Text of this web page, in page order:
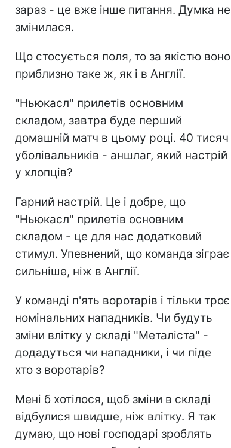
зараз - це вже інше питання. Думка не
змінилася.
Що стосується поля, то за якістю воно
приблизно таке ж, як і в Англії.
"Ньюкасл" прилетів основним
складом, завтра буде перший
домашній матч в цьому році. 40 тисяч
уболівальників - аншлаг, який настрій
у хлопців?
Гарний настрій. Це і добре, що
"Ньюкасл" прилетів основним
складом - це для нас додатковий
стимул. Упевнений, що команда зіграє
сильніше, ніж в Англії.
У команді п'ять воротарів і тільки троє
номінальних нападників. Чи будуть
зміни влітку у складі "Металіста" -
додадуться чи нападники, і чи піде
хто з воротарів?
Мені б хотілося, щоб зміни в складі
відбулися швидше, ніж влітку. Я так
думаю, що нові господарі зроблять